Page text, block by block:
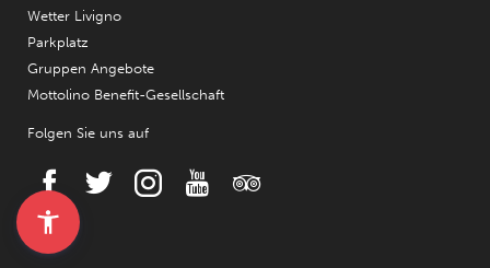
Wetter Livigno
Parkplatz
Gruppen Angebote
Mottolino Benefit-Gesellschaft
Folgen Sie uns auf